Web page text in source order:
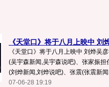
《天堂口》将于八月上映中 刘
《天堂口》将于八月上映中 刘烨吴
(吴宇森新闻,吴宇森说吧)、张家振担
(刘烨新闻,刘烨说吧)、张震(张震新
07-06-28 19:19